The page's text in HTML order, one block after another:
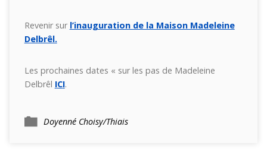
Revenir sur l’inauguration de la Maison Madeleine
Delbrêl.
Les prochaines dates « sur les pas de Madeleine
Delbrêl ICI.
Doyenné Choisy/Thiais